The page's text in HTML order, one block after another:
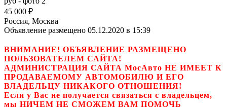
45 000 ₽
Россия, Москва
Объявление размещено 05.12.2020 в 15:39
ВНИМАНИЕ! ОБЪЯВЛЕНИЕ РАЗМЕЩЕНО
ПОЛЬЗОВАТЕЛЕМ САЙТА!
АДМИНИСТРАЦИЯ САЙТА МосАвто НЕ ИМЕЕТ К
ПРОДАВАЕМОМУ АВТОМОБИЛЮ И ЕГО
ВЛАДЕЛЬЦУ НИКАКОГО ОТНОШЕНИЯ!
Если у Вас не получается связаться с владельцем,
мы НИЧЕМ НЕ СМОЖЕМ ВАМ ПОМОЧЬ